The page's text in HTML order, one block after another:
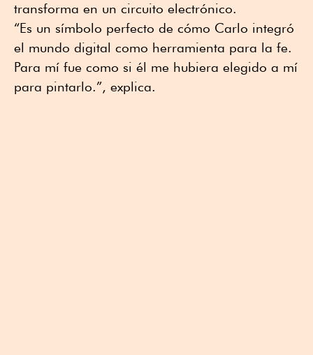
transforma en un circuito electrónico.
“Es un símbolo perfecto de cómo Carlo integró
el mundo digital como herramienta para la fe.
Para mí fue como si él me hubiera elegido a mí
para pintarlo.”, explica.